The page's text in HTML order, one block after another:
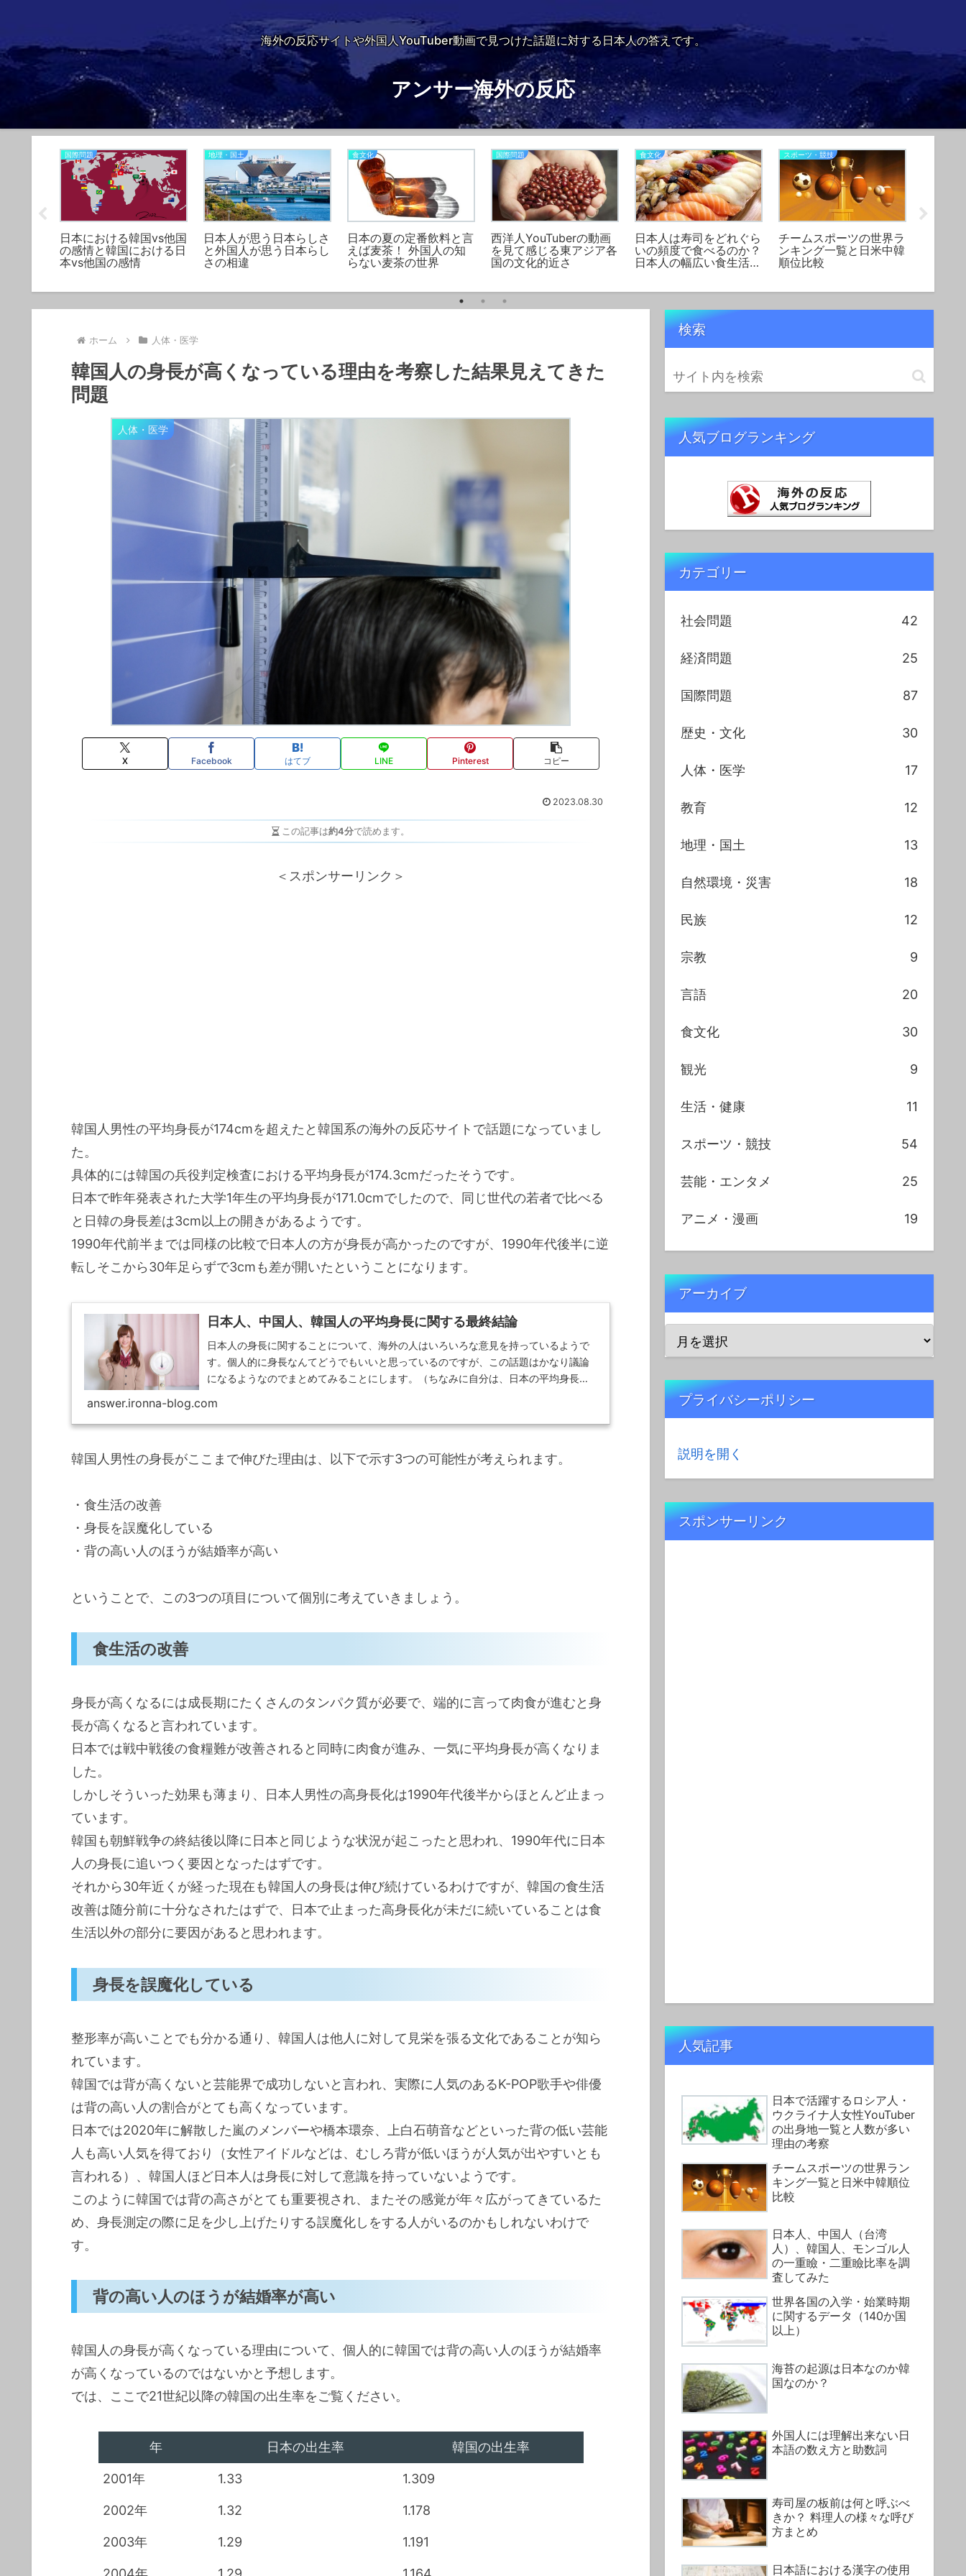
海外の反応サイトや外国人YouTuber動画で見つけた話題に対する日本人の答えです。
アンサー海外の反応
国際問題
日本における韓国vs他国
の感情と韓国における日
本vs他国の感情
地理・国土
日本人が思う日本らしさ
と外国人が思う日本らし
さの相違
食文化
日本の夏の定番飲料と言
えば麦茶！ 外国人の知
らない麦茶の世界
国際問題
西洋人YouTuberの動画
を見て感じる東アジア各
国の文化的近さ
食文化
日本人は寿司をどれぐら
いの頻度で食べるのか？
日本人の幅広い食生活に
スポーツ・競技
チームスポーツの世界ラ
ンキング一覧と日米中韓
順位比較
ホーム 人体・医学
韓国人の身長が高くなっている理由を考察した結果見えてきた
問題
人体・医学
X Facebook はてブ LINE Pinterest コピー
2023.08.30
この記事は約4分で読めます。
＜スポンサーリンク＞
韓国人男性の平均身長が174cmを超えたと韓国系の海外の反応サイトで話題になっていまし
た。
具体的には韓国の兵役判定検査における平均身長が174.3cmだったそうです。
日本で昨年発表された大学1年生の平均身長が171.0cmでしたので、同じ世代の若者で比べる
と日韓の身長差は3cm以上の開きがあるようです。
1990年代前半までは同様の比較で日本人の方が身長が高かったのですが、1990年代後半に逆
転しそこから30年足らずで3cmも差が開いたということになります。
日本人、中国人、韓国人の平均身長に関する最終結論
日本人の身長に関することについて、海外の人はいろいろな意見を持っているようで
す。個人的に身長なんてどうでもいいと思っているのですが、この話題はかなり議論
になるようなのでまとめてみることにします。（ちなみに自分は、日本の平均身長よ
answer.ironna-blog.com
韓国人男性の身長がここまで伸びた理由は、以下で示す3つの可能性が考えられます。
・食生活の改善
・身長を誤魔化している
・背の高い人のほうが結婚率が高い
ということで、この3つの項目について個別に考えていきましょう。
食生活の改善
身長が高くなるには成長期にたくさんのタンパク質が必要で、端的に言って肉食が進むと身
長が高くなると言われています。
日本では戦中戦後の食糧難が改善されると同時に肉食が進み、一気に平均身長が高くなりま
した。
しかしそういった効果も薄まり、日本人男性の高身長化は1990年代後半からほとんど止まっ
ています。
韓国も朝鮮戦争の終結後以降に日本と同じような状況が起こったと思われ、1990年代に日本
人の身長に追いつく要因となったはずです。
それから30年近くが経った現在も韓国人の身長は伸び続けているわけですが、韓国の食生活
改善は随分前に十分なされたはずで、日本で止まった高身長化が未だに続いていることは食
生活以外の部分に要因があると思われます。
身長を誤魔化している
整形率が高いことでも分かる通り、韓国人は他人に対して見栄を張る文化であることが知ら
れています。
韓国では背が高くないと芸能界で成功しないと言われ、実際に人気のあるK-POP歌手や俳優
は背の高い人の割合がとても高くなっています。
日本では2020年に解散した嵐のメンバーや橋本環奈、上白石萌音などといった背の低い芸能
人も高い人気を得ており（女性アイドルなどは、むしろ背が低いほうが人気が出やすいとも
言われる）、韓国人ほど日本人は身長に対して意識を持っていないようです。
このように韓国では背の高さがとても重要視され、またその感覚が年々広がってきているた
め、身長測定の際に足を少し上げたりする誤魔化しをする人がいるのかもしれないわけで
す。
背の高い人のほうが結婚率が高い
韓国人の身長が高くなっている理由について、個人的に韓国では背の高い人のほうが結婚率
が高くなっているのではないかと予想します。
では、ここで21世紀以降の韓国の出生率をご覧ください。
年 日本の出生率 韓国の出生率
2001年 1.33 1.309
2002年 1.32 1.178
2003年 1.29 1.191
検索
人気ブログランキング
カテゴリー
社会問題 42
経済問題 25
国際問題 87
歴史・文化 30
人体・医学 17
教育 12
地理・国土 13
自然環境・災害 18
民族 12
宗教 9
言語 20
食文化 30
観光 9
生活・健康 11
スポーツ・競技 54
芸能・エンタメ 25
アニメ・漫画 19
アーカイブ
プライバシーポリシー
説明を開く
スポンサーリンク
人気記事
日本で活躍するロシア人・
ウクライナ人女性YouTuber
の出身地一覧と人数が多い
理由の考察
チームスポーツの世界ラン
キング一覧と日米中韓順位
比較
日本人、中国人（台湾
人）、韓国人、モンゴル人
の一重瞼・二重瞼比率を調
査してみた
世界各国の入学・始業時期
に関するデータ（140か国
以上）
海苔の起源は日本なのか韓
国なのか？
外国人には理解出来ない日
本語の数え方と助数詞
寿司屋の板前は何と呼ぶべ
きか？ 料理人の様々な呼び
方まとめ
日本語における漢字の使用